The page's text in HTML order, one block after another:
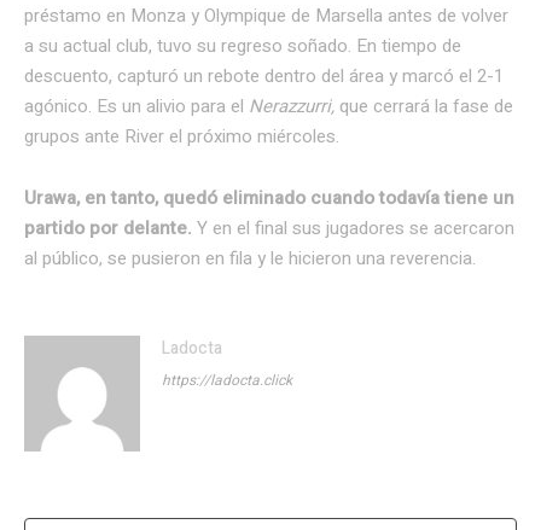
préstamo en Monza y Olympique de Marsella antes de volver
a su actual club, tuvo su regreso soñado. En tiempo de
descuento, capturó un rebote dentro del área y marcó el 2-1
agónico. Es un alivio para el Nerazzurri, que cerrará la fase de
grupos ante River el próximo miércoles.
Urawa, en tanto, quedó eliminado cuando todavía tiene un
partido por delante. Y en el final sus jugadores se acercaron
al público, se pusieron en fila y le hicieron una reverencia.
Ladocta
https://ladocta.click